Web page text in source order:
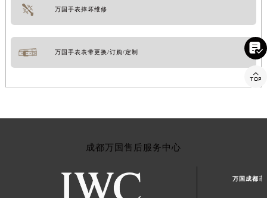
万国手表摔坏维修
万国手表表带更换/订购/定制
成都万国售后服务中心
万国成都市

